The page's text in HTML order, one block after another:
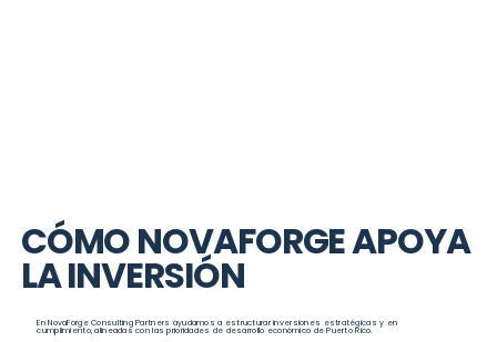
CÓMO NOVAFORGE APOYA
LA INVERSIÓN
En NovaForge Consulting Partners ayudamos a estructurar inversiones estratégicas y en
cumplimiento, alineadas con las prioridades de desarrollo económico de Puerto Rico.